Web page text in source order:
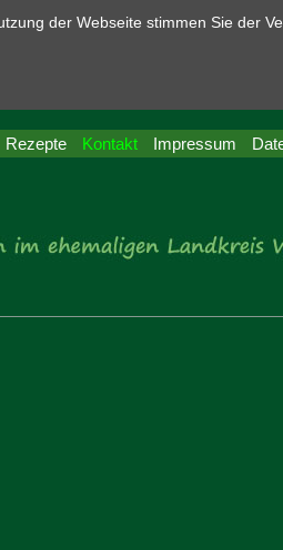
Rezepte Kontakt Impressum
der Webseite stimmen Sie der